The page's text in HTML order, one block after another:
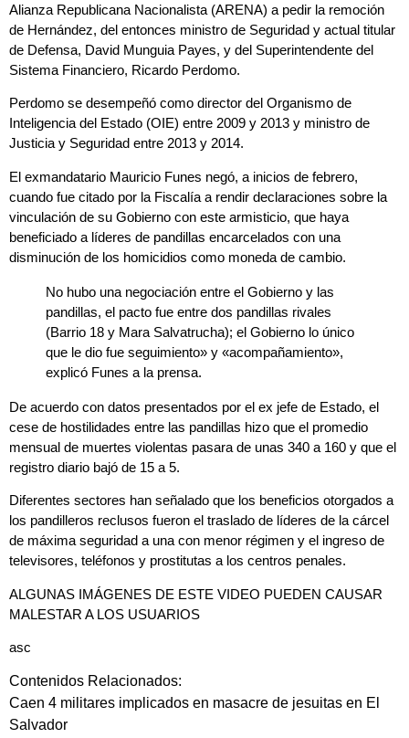
Alianza Republicana Nacionalista (ARENA) a pedir la remoción
de Hernández, del entonces ministro de Seguridad y actual titular
de Defensa, David Munguia Payes, y del Superintendente del
Sistema Financiero, Ricardo Perdomo.
Perdomo se desempeñó como director del Organismo de
Inteligencia del Estado (OIE) entre 2009 y 2013 y ministro de
Justicia y Seguridad entre 2013 y 2014.
El exmandatario Mauricio Funes negó, a inicios de febrero,
cuando fue citado por la Fiscalía a rendir declaraciones sobre la
vinculación de su Gobierno con este armisticio, que haya
beneficiado a líderes de pandillas encarcelados con una
disminución de los homicidios como moneda de cambio.
No hubo una negociación entre el Gobierno y las
pandillas, el pacto fue entre dos pandillas rivales
(Barrio 18 y Mara Salvatrucha); el Gobierno lo único
que le dio fue seguimiento» y «acompañamiento»,
explicó Funes a la prensa.
De acuerdo con datos presentados por el ex jefe de Estado, el
cese de hostilidades entre las pandillas hizo que el promedio
mensual de muertes violentas pasara de unas 340 a 160 y que el
registro diario bajó de 15 a 5.
Diferentes sectores han señalado que los beneficios otorgados a
los pandilleros reclusos fueron el traslado de líderes de la cárcel
de máxima seguridad a una con menor régimen y el ingreso de
televisores, teléfonos y prostitutas a los centros penales.
ALGUNAS IMÁGENES DE ESTE VIDEO PUEDEN CAUSAR
MALESTAR A LOS USUARIOS
asc
Contenidos Relacionados:
Caen 4 militares implicados en masacre de jesuitas en El
Salvador